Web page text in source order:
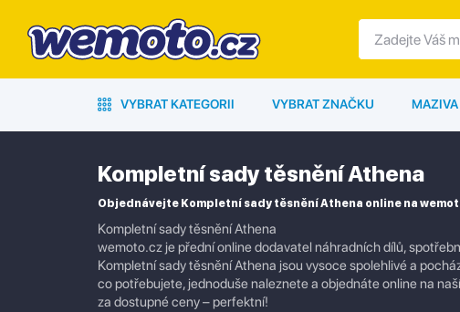
VYBRAT KATEGORII VYBRAT ZNAČKU MAZIVA
Kompletní sady těsnění Athena
Objednávejte Kompletní sady těsnění Athena online na
Kompletní sady těsnění Athena
wemoto.cz je přední online dodavatel náhradních dílů,
Kompletní sady těsnění Athena jsou vysoce spolehlivé a
co potřebujete, jednoduše naleznete a objednáte online na
za dostupné ceny – perfektní!